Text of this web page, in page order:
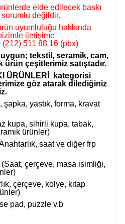
elde edilecek baskı
sorumlu değildir.
uyumluluğu hakkında
iletişime
511 88 16 (pbx)
tekstil, seramik, cam,
çeşitlerimiz satıştadır.
ÜRÜNLERİ kategorisi
göz atarak dilediğiniz
yastık, forma, kravat
kupa, sihirli kupa, tabak,
ürünler)
saat ve diğer frp
çerçeve, masa isimliği,
çerçeve, kolye, kitap
pad, puzzle v.b